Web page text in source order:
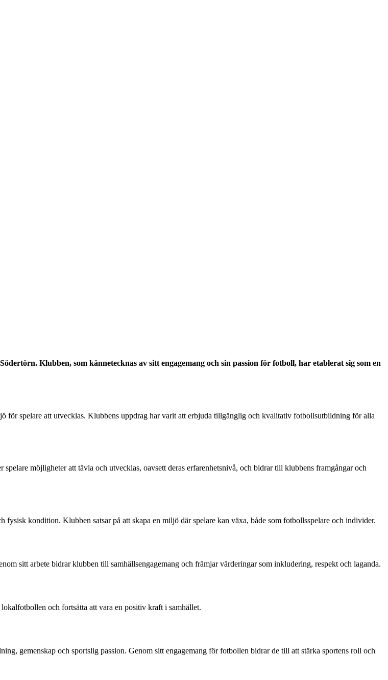
Klubben, som kännetecknas av sitt engagemang och sin passion för fotboll, har etablerat sig som en
för spelare att utvecklas. Klubbens uppdrag har varit att erbjuda tillgänglig och kvalitativ fotbollsutbildning för alla
möjligheter att tävla och utvecklas, oavsett deras erfarenhetsnivå, och bidrar till klubbens framgångar och
kondition. Klubben satsar på att skapa en miljö där spelare kan växa, både som fotbollsspelare och individer.
sitt arbete bidrar klubben till samhällsengagemang och främjar värderingar som inkludering, respekt och laganda.
och fortsätta att vara en positiv kraft i samhället.
gemenskap och sportslig passion. Genom sitt engagemang för fotbollen bidrar de till att stärka sportens roll och